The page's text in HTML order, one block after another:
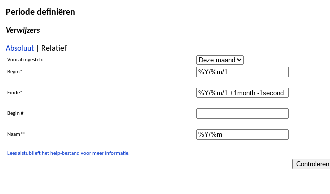
Periode definiëren
Verwijzers
Absoluut | Relatief
Vooraf ingesteld
Begin*
Einde*
Begin #
Naam**
Lees alstublieft het help-bestand voor meer informatie.